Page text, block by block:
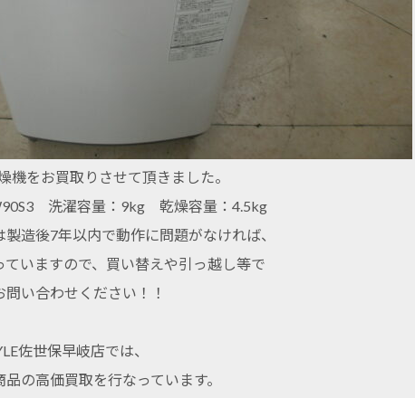
をお買取りさせて頂きました。
洗濯容量：9kg 乾燥容量：4.5kg
造後7年以内で動作に問題がなければ、
いますので、買い替えや引っ越し等で
い合わせください！！
佐世保早岐店では、
の高価買取を行なっています。